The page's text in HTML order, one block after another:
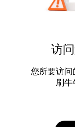
访
您所要访问
刷牛